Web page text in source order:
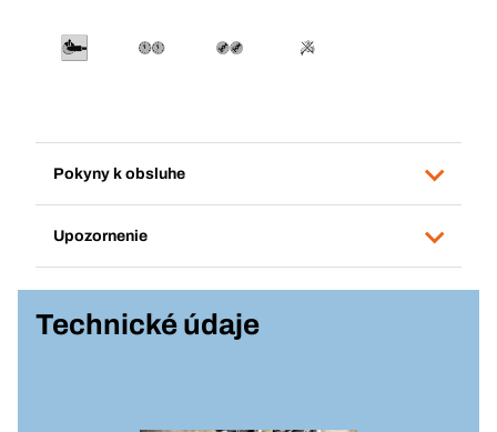
Pokyny k obsluhe
Upozornenie
Technické údaje